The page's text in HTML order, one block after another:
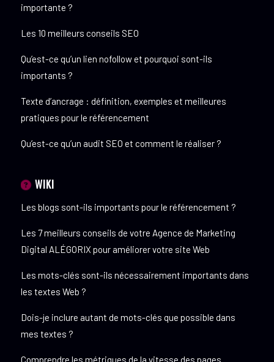
importante ?
Les 10 meilleurs conseils SEO
Qu’est-ce qu’un lien nofollow et pourquoi sont-ils
importants ?
Texte d’ancrage : définition, exemples et meilleures
pratiques pour le référencement
Qu’est-ce qu’un audit SEO et comment le réaliser ?
WIKI
Les blogs sont-ils importants pour le référencement ?
Les 7 meilleurs conseils de votre Agence de Marketing
Digital ALÉGORIX pour améliorer votre site Web
Les mots-clés sont-ils nécessairement importants dans
les textes Web ?
Dois-je inclure autant de mots-clés que possible dans
mes textes ?